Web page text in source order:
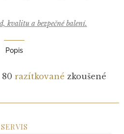
kvalitu a bezpečné balení.
Popis
razítkované zkoušené
SERVIS